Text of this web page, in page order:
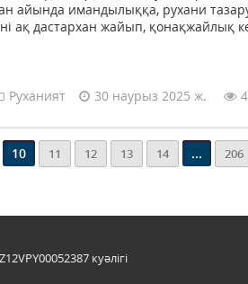
айында имандылыққа, рухани
ақ дастархан жайып, қонақжайлық
Руханият 30 наурыз 2025 ж.
10 11 12 13 14 ... 206
куәлігі